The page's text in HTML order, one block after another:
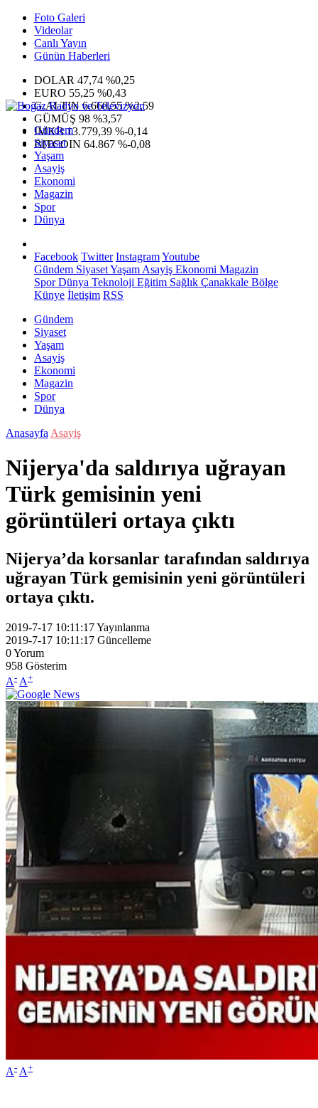
Foto Galeri
Videolar
Canlı Yayın
Günün Haberleri
DOLAR 47,74 %0,25
EURO 55,25 %0,43
G.ALTIN6.660,55 %2,59
GÜMÜŞ 98 %3,57
IMKB13.779,39 %-0,14
BITCOIN 64.867 %-0,08
Gündem
Siyaset
Yaşam
Asayiş
Ekonomi
Magazin
Spor
Dünya
Facebook Twitter InstagramYoutube
Gündem SiyasetYaşam Asayiş Ekonomi Magazin
SporDünya Teknoloji Eğitim Sağlık Çanakkale Bölge
Künye İletişim RSS
Gündem
Siyaset
Yaşam
Asayiş
Ekonomi
Magazin
Spor
Dünya
Anasayfa Asayiş
Nijerya'da saldırıya uğrayan
Türk gemisinin yeni
görüntüleri ortaya çıktı
Nijerya’da korsanlar tarafından saldırıya
uğrayan Türk gemisinin yeni görüntüleri
ortaya çıktı.
2019-7-17 10:11:17Yayınlanma
2019-7-17 10:11:17 Güncelleme
0Yorum
958 Gösterim
A- A+
A- A+